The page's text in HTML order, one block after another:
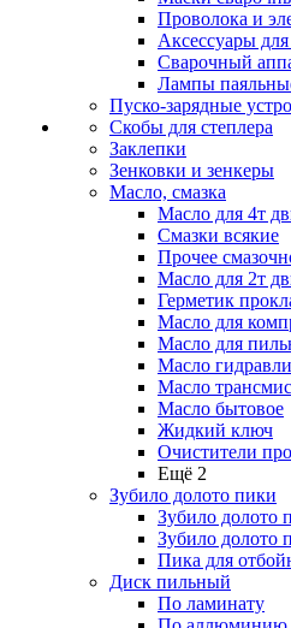
Проволока и
Аксессуары
Сварочный
Лампы
Пуско-зарядные
Скобы для степлера
Заклепки
Зенковки и зенкеры
Масло, смазка
Масло для 4т
Смазки всякие
Прочее
Масло для 2т
Герметик
Масло для
Масло для
Масло
Масло
Масло бытовое
Жидкий ключ
Очистители
Ещё 2
Зубило долото пики
Зубило долото
Зубило долото
Пика для
Диск пильный
По ламинату